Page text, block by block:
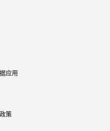
应用
策